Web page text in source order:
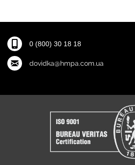
0 (800) 30 18 18
dovidka@hmpa.com.ua